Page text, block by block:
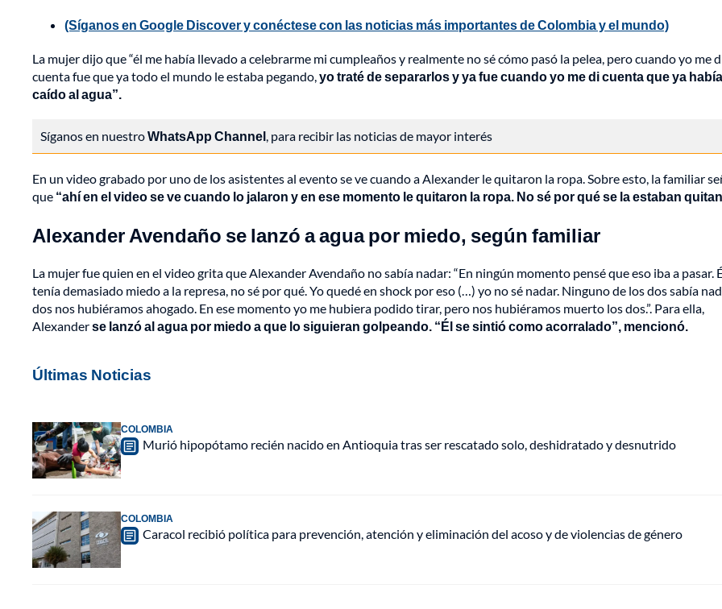
(Síganos en Google Discover y conéctese con las noticias más importantes de Colombia y el mundo)
La mujer dijo que “él me había llevado a celebrarme mi cumpleaños y realmente no sé cómo pasó la pelea, pero cuando yo me
cuenta fue que ya todo el mundo le estaba pegando,yo traté de separarlos y ya fue cuando yo me di cuenta que ya había
caído al agua”.
Síganos en nuestroWhatsApp Channel, para recibir las noticias de mayor interés
En un video grabado por uno de los asistentes al evento se ve cuando a Alexander le quitaron la ropa. Sobre esto, la familiar
que “ahí en el video se ve cuando lo jalaron y en ese momento le quitaron la ropa. No sé por qué se la estaban
Alexander Avendaño se lanzó a agua por miedo, según familiar
La mujer fue quien en el video grita que Alexander Avendaño no sabía nadar: “En ningún momento pensé que eso iba a pasar.
tenía demasiado miedo a la represa, no sé por qué. Yo quedé en shock por eso (…) yo no sé nadar. Ninguno de los dos sabía
dos nos hubiéramos ahogado. En ese momento yo me hubiera podido tirar, pero nos hubiéramos muerto los dos.”. Para ella,
Alexanderse lanzó al agua por miedo a que lo siguieran golpeando. “Él se sintió como acorralado”, mencionó.
Últimas Noticias
COLOMBIA
Murió hipopótamo recién nacido en Antioquia tras ser rescatado solo, deshidratado y desnutrido
COLOMBIA
Caracol recibió política para prevención, atención y eliminación del acoso y de violencias de género